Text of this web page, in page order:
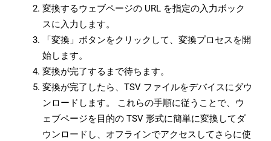
変換するウェブページの URL を指定の入力ボック
スに入力します。
「変換」ボタンをクリックして、変換プロセスを開
始します。
変換が完了するまで待ちます。
変換が完了したら、TSV ファイルをデバイスにダウ
ンロードします。 これらの手順に従うことで、ウ
ェブページを目的の TSV 形式に簡単に変換してダ
ウンロードし、オフラインでアクセスしてさらに使